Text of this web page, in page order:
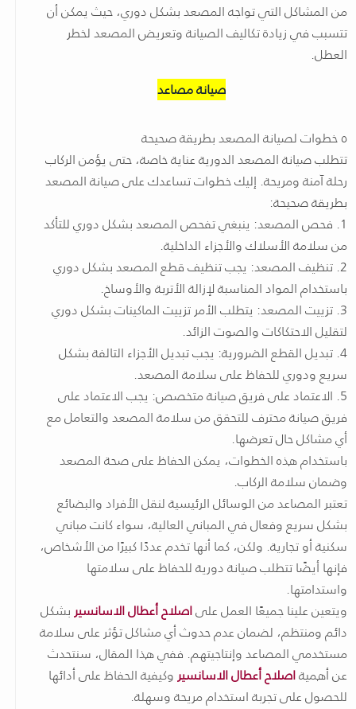
من المشاكل التي تواجه المصعد بشكل دوري، حيث يمكن أن
تتسبب في زيادة تكاليف الصيانة وتعريض المصعد لخطر
العطل.
صيانة مصاعد
٥ خطوات لصيانة المصعد بطريقة صحيحة
تتطلب صيانة المصعد الدورية عناية خاصة، حتى يؤمن الركاب
رحلة آمنة ومريحة. إليك خطوات تساعدك على صيانة المصعد
بطريقة صحيحة:
1. فحص المصعد: ينبغي تفحص المصعد بشكل دوري للتأكد
من سلامة الأسلاك والأجزاء الداخلية.
2. تنظيف المصعد: يجب تنظيف قطع المصعد بشكل دوري
باستخدام المواد المناسبة لإزالة الأتربة والأوساخ.
3. تزييت المصعد: يتطلب الأمر تزييت الماكينات بشكل دوري
لتقليل الاحتكاكات والصوت الزائد.
4. تبديل القطع الضرورية: يجب تبديل الأجزاء التالفة بشكل
سريع ودوري للحفاظ على سلامة المصعد.
5. الاعتماد على فريق صيانة متخصص: يجب الاعتماد على
فريق صيانة محترف للتحقق من سلامة المصعد والتعامل مع
أي مشاكل حال تعرضها.
باستخدام هذه الخطوات، يمكن الحفاظ على صحة المصعد
وضمان سلامة الركاب.
تعتبر المصاعد من الوسائل الرئيسية لنقل الأفراد والبضائع
بشكل سريع وفعال في المباني العالية، سواء كانت مباني
سكنية أو تجارية. ولكن، كما أنها تخدم عددًا كبيرًا من الأشخاص،
فإنها أيضًا تتطلب صيانة دورية للحفاظ على سلامتها
واستدامتها.
ويتعين علينا جميعًا العمل علىاصلاح أعطال الاسانسيربشكل
دائم ومنتظم، لضمان عدم حدوث أي مشاكل تؤثر على سلامة
مستخدمي المصاعد وإنتاجيتهم. ففي هذا المقال، سنتحدث
عن أهميةاصلاح أعطال الاسانسيروكيفية الحفاظ على أدائها
للحصول على تجربة استخدام مريحة وسهلة.